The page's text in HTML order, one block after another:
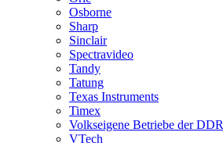
Osborne
Sharp
Sinclair
Spectravideo
Tandy
Tatung
Texas Instruments
Timex
Volkseigene Betriebe der DDR
VTech